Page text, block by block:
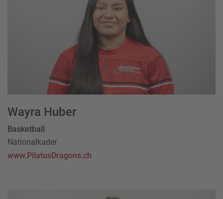
Wayra Huber
Basketball
Nationalkader
www.PilatusDragons.ch